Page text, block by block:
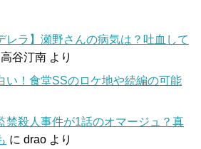
レラ】瀬野さんの病気は？吐血して
高谷汀南 より
い！食堂SSのロケ地や続編の可能
殺人事件が1話のオマージュ？真
に drao より